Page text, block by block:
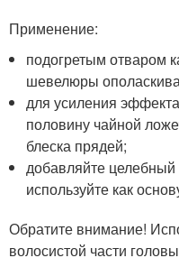
Применение:
подогретым отваром
шевелюры
для усиления
половину чайной
блеска прядей;
добавляйте
используйте как
Обратите внимание!
волосистой части